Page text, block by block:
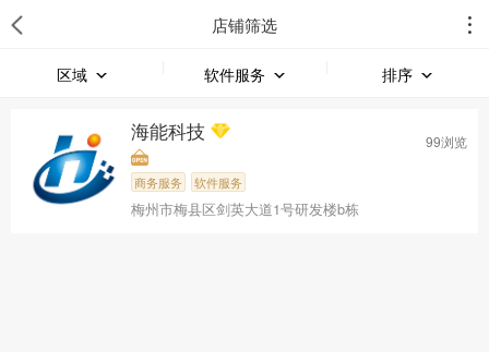
店铺筛选
区域 软件服务 排序
海能科技
商务服务 软件服务
梅州市梅县区剑英大道1号研发楼b栋
99浏览